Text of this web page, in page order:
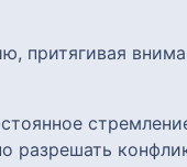
притягивая
разрешать